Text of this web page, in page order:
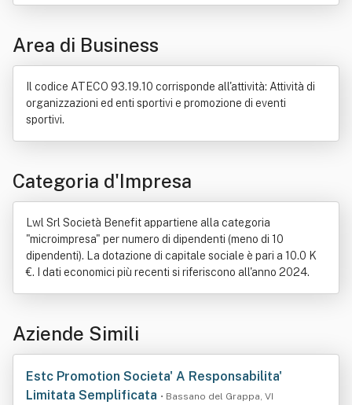
Radio (mass media)
Salute
Area di Business
Il codice ATECO 93.19.10 corrisponde all'attività: Attività di
organizzazioni ed enti sportivi e promozione di eventi
sportivi.
Categoria d'Impresa
Lwl Srl Società Benefit appartiene alla categoria
"microimpresa" per numero di dipendenti (meno di 10
dipendenti). La dotazione di capitale sociale è pari a 10.0 K
€. I dati economici più recenti si riferiscono all'anno 2024.
Aziende Simili
Estc Promotion Societa' A Responsabilita'
Limitata Semplificata • Bassano del Grappa, VI